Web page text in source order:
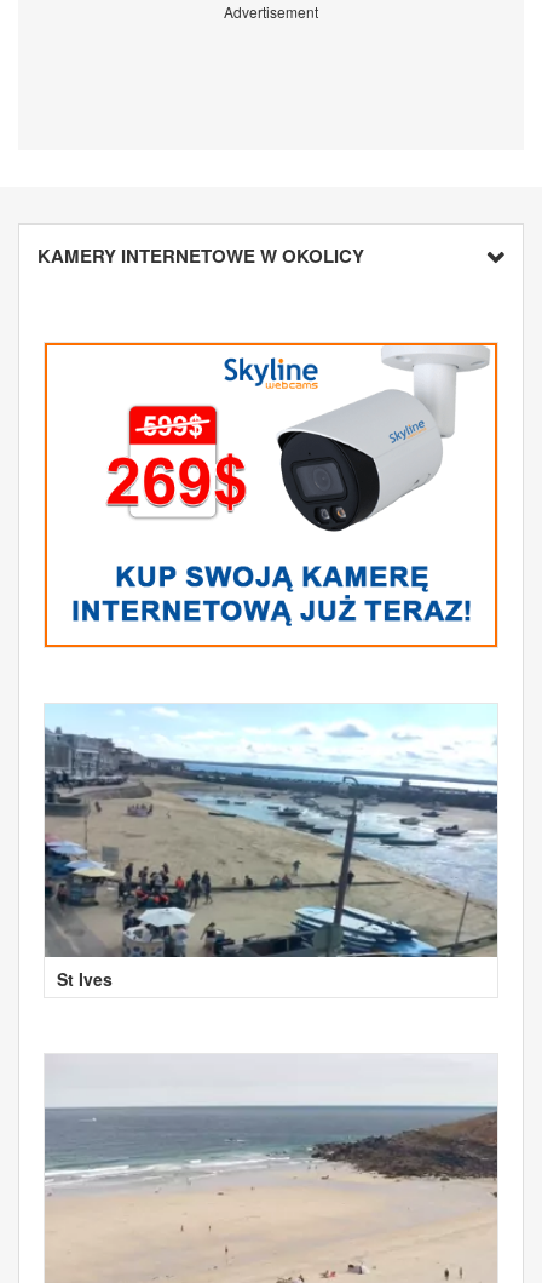
Advertisement
KAMERY INTERNETOWE W OKOLICY
St Ives